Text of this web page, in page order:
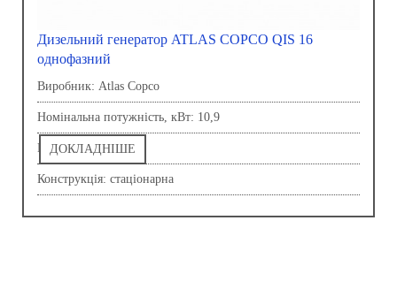
Дизельний генератор ATLAS COPCO QIS 16
однофазний
Виробник: Atlas Copco
Номінальна потужність, кВт: 10,9
Напруга, В: 230,0
Конструкція: стаціонарна
ДОКЛАДНІШЕ